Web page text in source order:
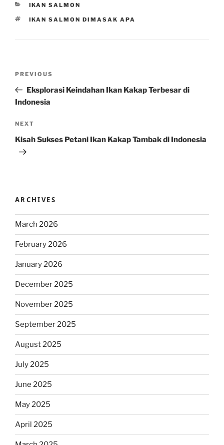
CATEGORIES
IKAN SALMON
TAGS
IKAN SALMON DIMASAK APA
Previous
Post
PREVIOUS
Eksplorasi Keindahan Ikan Kakap Terbesar di
Indonesia
Next
Post
NEXT
Kisah Sukses Petani Ikan Kakap Tambak di Indonesia
ARCHIVES
March 2026
February 2026
January 2026
December 2025
November 2025
September 2025
August 2025
July 2025
June 2025
May 2025
April 2025